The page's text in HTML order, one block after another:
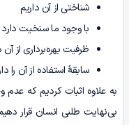
شناختی از آن داریم
با وجود ما سنخیت دارد
ظرفیت بهره‌برداری از
سابقۀ استفاده از آن را
به علاوه اثبات کردیم که عدم
بی‌نهایت طلبی انسان قرار